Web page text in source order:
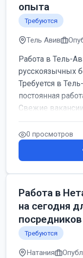
опыта
Требуются
Тель Авив
Работа в Тель-
русскоязычных
Требуется в
постоянная
Свежие
женщин от хозя...
0 просмотров
Работа в
на сегодня
посредников
Требуются
Натания